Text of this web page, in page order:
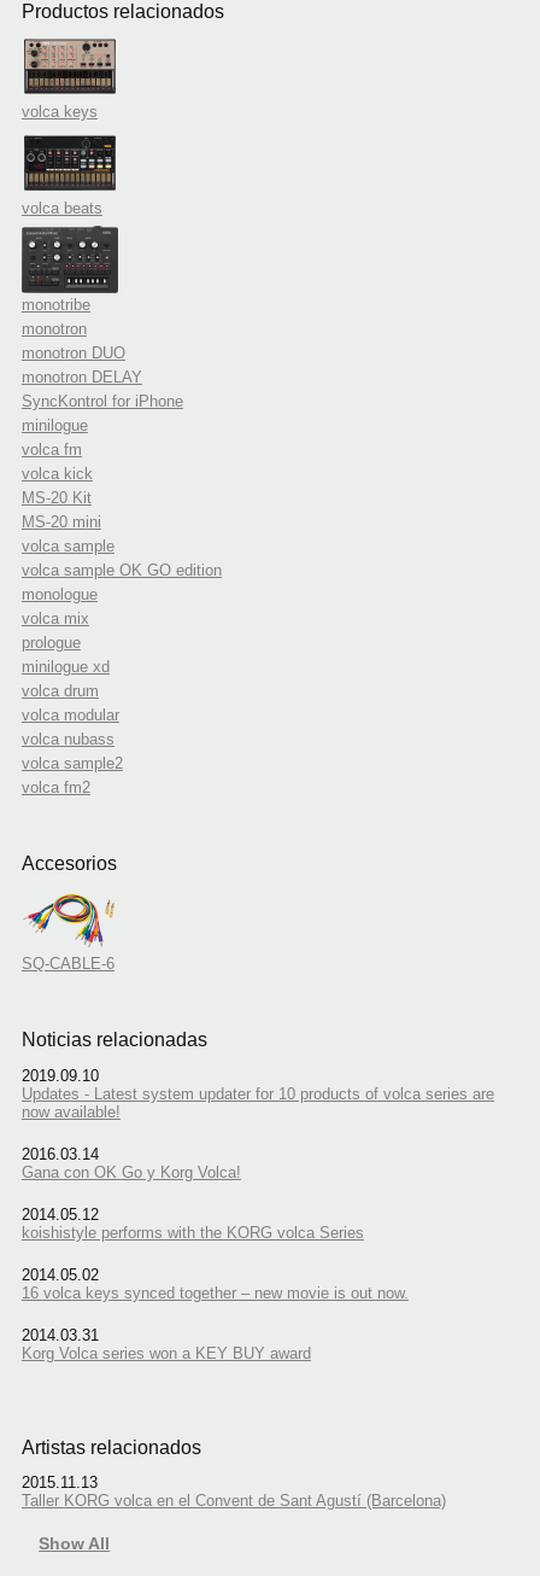
Productos relacionados
volca keys
volca beats
monotribe
monotron
monotron DUO
monotron DELAY
SyncKontrol for iPhone
minilogue
volca fm
volca kick
MS-20 Kit
MS-20 mini
volca sample
volca sample OK GO edition
monologue
volca mix
prologue
minilogue xd
volca drum
volca modular
volca nubass
volca sample2
volca fm2
Accesorios
SQ-CABLE-6
Noticias relacionadas
2019.09.10
Updates - Latest system updater for 10 products of volca series are
now available!
2016.03.14
Gana con OK Go y Korg Volca!
2014.05.12
koishistyle performs with the KORG volca Series
2014.05.02
16 volca keys synced together – new movie is out now.
2014.03.31
Korg Volca series won a KEY BUY award
Artistas relacionados
2015.11.13
Taller KORG volca en el Convent de Sant Agustí (Barcelona)
Show All